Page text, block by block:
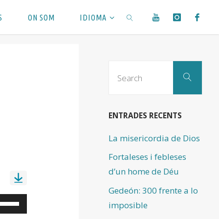
ON SOM IDIOMA
Search
ENTRADES RECENTS
La misericordia de Dios
Fortaleses i febleses
d’un home de Déu
Gedeón: 300 frente a lo
imposible